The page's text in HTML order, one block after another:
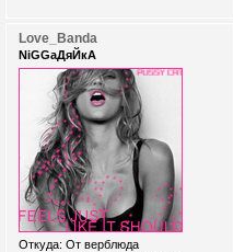
Love_Banda
NiGGaДяЙкА
Откуда: От верблюда